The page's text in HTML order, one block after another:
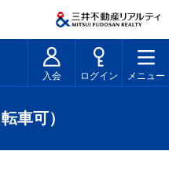
入会 ログイン メニュー
車可）